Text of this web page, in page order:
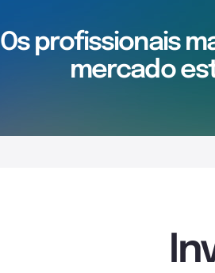
Os profissionais
mercado